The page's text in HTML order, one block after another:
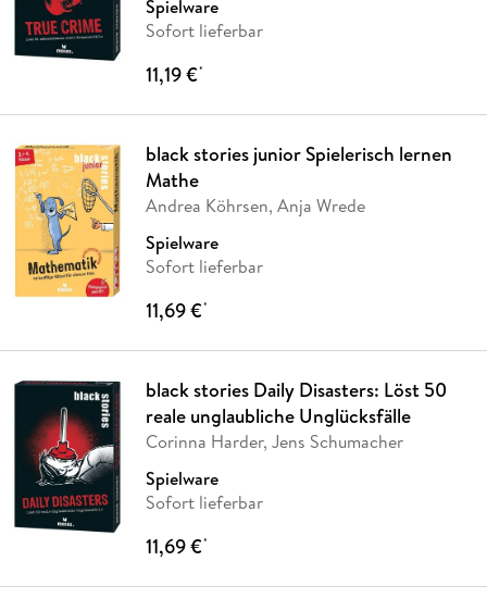
Spielware
Sofort lieferbar
11,19 €*
black stories junior Spielerisch lernen
Mathe
Andrea Köhrsen, Anja Wrede
Spielware
Sofort lieferbar
11,69 €*
black stories Daily Disasters: Löst 50
reale unglaubliche Unglücksfälle
Corinna Harder, Jens Schumacher
Spielware
Sofort lieferbar
11,69 €*